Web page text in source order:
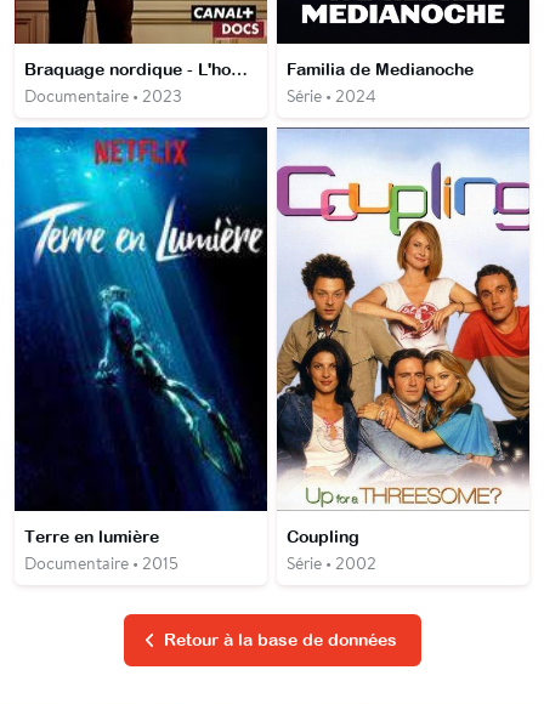
Braquage nordique - L'homme qui a volé Le cri
Documentaire • 2023
Familia de Medianoche
Série • 2024
Terre en lumière
Documentaire • 2015
Coupling
Série • 2002
Retour à la base de données